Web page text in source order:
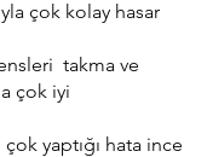
çok kolay hasar
takma ve
çok iyi
çok yaptığı hata ince